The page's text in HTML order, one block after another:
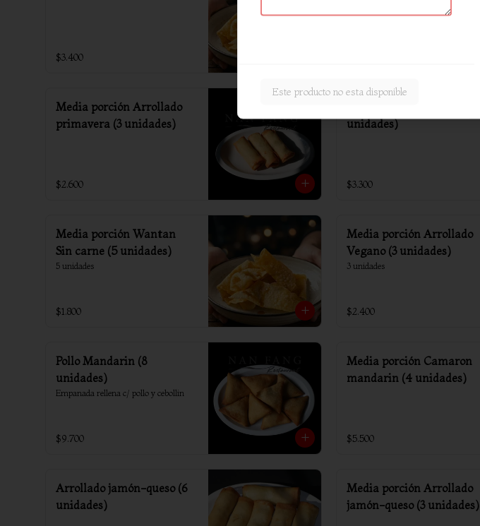
$3.400
Media porción Arrollado
primavera (3 unidades)
$2.600
unidades)
$3.300
Media porción Wantan
Sin carne (5 unidades)
5 unidades
$1.800
Media porción Arrollado
Vegano (3 unidades)
3 unidades
$2.400
Pollo Mandarin (8
unidades)
Empanada rellena c/ pollo y cebollin
$9.700
Media porción Camaron
mandarin (4 unidades)
$5.500
Arrollado jamón-queso (6
unidades)
Media porción Arrollado
jamón-queso (3 unidades)
Este producto no esta disponible